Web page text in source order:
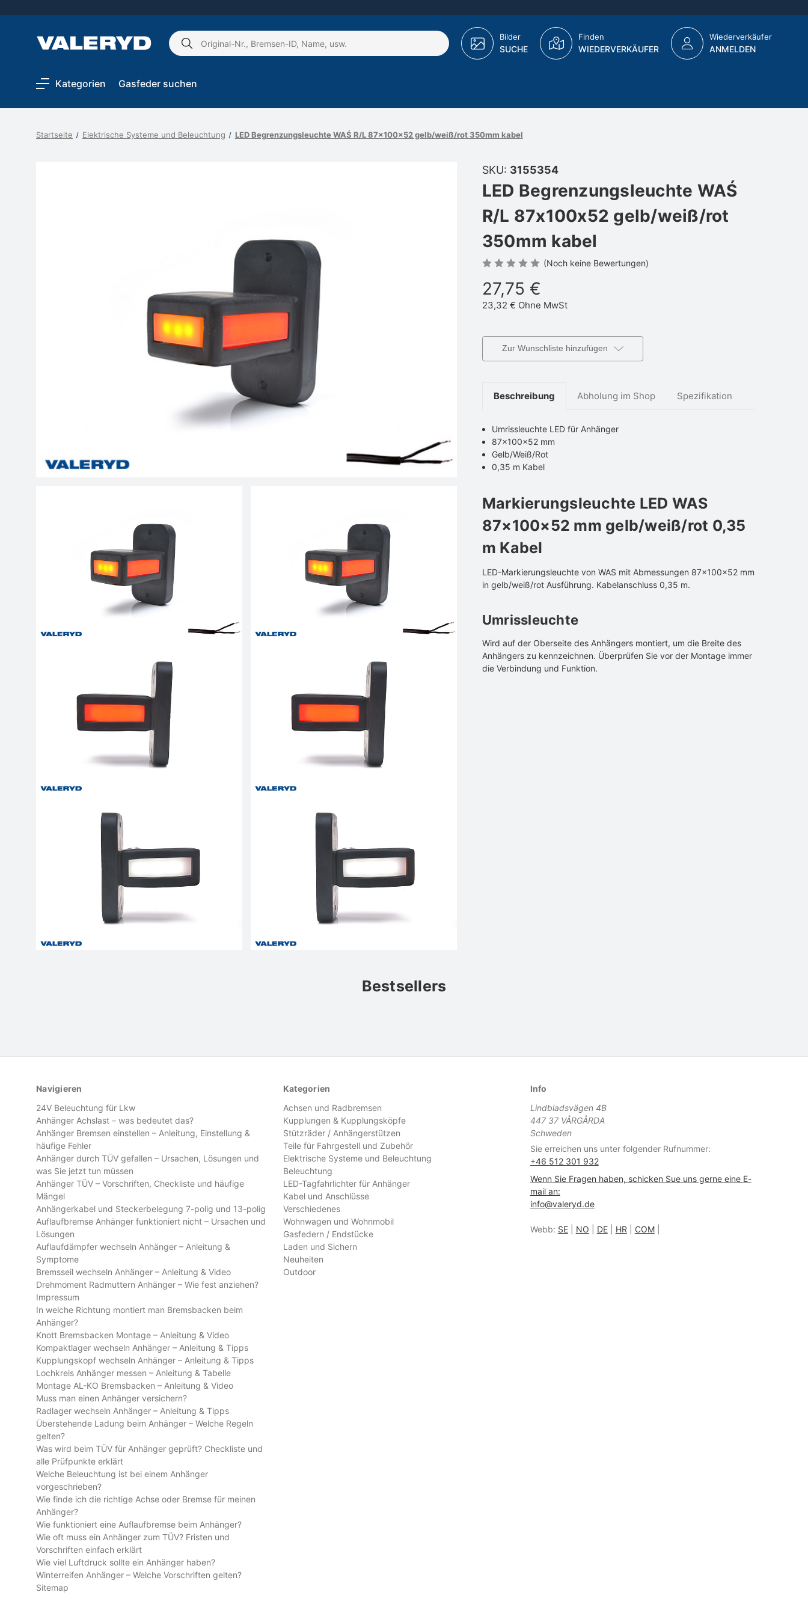
Schlagwort
Bilder
SUCHE
Finden
WIEDERVERKÄUFER
Wiederverkäufer
ANMELDEN
Kategorien Gasfeder suchen
Startseite Elektrische Systeme und Beleuchtung LED Begrenzungsleuchte WAŚ R/L 87x100x52 gelb/weiß/rot 350mm kabel
SKU: 3155354
LED Begrenzungsleuchte WAŚ
R/L 87x100x52 gelb/weiß/rot
350mm kabel
(Noch keine Bewertungen)
27,75 €
23,32 € Ohne MwSt
Zur Wunschliste hinzufügen
Beschreibung Abholung im Shop Spezifikation
Umrissleuchte LED für Anhänger
87×100×52 mm
Gelb/Weiß/Rot
0,35 m Kabel
Markierungsleuchte LED WAS
87×100×52 mm gelb/weiß/rot 0,35
m Kabel
LED-Markierungsleuchte von WAS mit Abmessungen 87×100×52 mm
in gelb/weiß/rot Ausführung. Kabelanschluss 0,35 m.
Umrissleuchte
Wird auf der Oberseite des Anhängers montiert, um die Breite des
Anhängers zu kennzeichnen. Überprüfen Sie vor der Montage immer
die Verbindung und Funktion.
Bestsellers
Navigieren
24V Beleuchtung für Lkw
Anhänger Achslast – was bedeutet das?
Anhänger Bremsen einstellen – Anleitung, Einstellung &
häufige Fehler
Anhänger durch TÜV gefallen – Ursachen, Lösungen und
was Sie jetzt tun müssen
Anhänger TÜV – Vorschriften, Checkliste und häufige
Mängel
Anhängerkabel und Steckerbelegung 7-polig und 13-polig
Auflaufbremse Anhänger funktioniert nicht – Ursachen und
Lösungen
Auflaufdämpfer wechseln Anhänger – Anleitung &
Symptome
Bremsseil wechseln Anhänger – Anleitung & Video
Drehmoment Radmuttern Anhänger – Wie fest anziehen?
Impressum
In welche Richtung montiert man Bremsbacken beim
Anhänger?
Knott Bremsbacken Montage – Anleitung & Video
Kompaktlager wechseln Anhänger – Anleitung & Tipps
Kupplungskopf wechseln Anhänger – Anleitung & Tipps
Lochkreis Anhänger messen – Anleitung & Tabelle
Montage AL-KO Bremsbacken – Anleitung & Video
Muss man einen Anhänger versichern?
Radlager wechseln Anhänger – Anleitung & Tipps
Überstehende Ladung beim Anhänger – Welche Regeln
gelten?
Was wird beim TÜV für Anhänger geprüft? Checkliste und
alle Prüfpunkte erklärt
Welche Beleuchtung ist bei einem Anhänger
vorgeschrieben?
Wie finde ich die richtige Achse oder Bremse für meinen
Anhänger?
Wie funktioniert eine Auflaufbremse beim Anhänger?
Wie oft muss ein Anhänger zum TÜV? Fristen und
Vorschriften einfach erklärt
Wie viel Luftdruck sollte ein Anhänger haben?
Winterreifen Anhänger – Welche Vorschriften gelten?
Sitemap
Kategorien
Achsen und Radbremsen
Kupplungen & Kupplungsköpfe
Stützräder / Anhängerstützen
Teile für Fahrgestell und Zubehör
Elektrische Systeme und Beleuchtung
Beleuchtung
LED-Tagfahrlichter für Anhänger
Kabel und Anschlüsse
Verschiedenes
Wohnwagen und Wohnmobil
Gasfedern / Endstücke
Laden und Sichern
Neuheiten
Outdoor
Info
Lindbladsvägen 4B
447 37 VÅRGÅRDA
Schweden
Sie erreichen uns unter folgender Rufnummer:
+46 512 301 932
Wenn Sie Fragen haben, schicken Sue uns gerne eine E-
mail an:
info@valeryd.de
Webb: SE| NO DE| HR COM|